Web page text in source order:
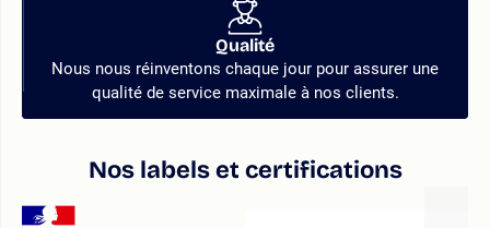
Qualité
Nous nous réinventons chaque jour pour assurer une
qualité de service maximale à nos clients.
Nos labels et certifications